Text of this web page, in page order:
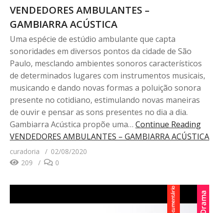
VENDEDORES AMBULANTES –
GAMBIARRA ACÚSTICA
Uma espécie de estúdio ambulante que capta
sonoridades em diversos pontos da cidade de São
Paulo, mesclando ambientes sonoros característicos
de determinados lugares com instrumentos musicais,
musicando e dando novas formas a poluição sonora
presente no cotidiano, estimulando novas maneiras
de ouvir e pensar as sons presentes no dia a dia.
Gambiarra Acústica propõe uma… Continue Reading
VENDEDORES AMBULANTES – GAMBIARRA ACÚSTICA
curadoria
02/08/2020
209
0